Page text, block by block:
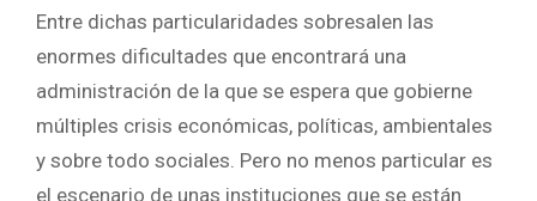
Entre dichas particularidades sobresalen las
enormes dificultades que encontrará una
administración de la que se espera que gobierne
múltiples crisis económicas, políticas, ambientales
y sobre todo sociales. Pero no menos particular es
el escenario de unas instituciones que se están